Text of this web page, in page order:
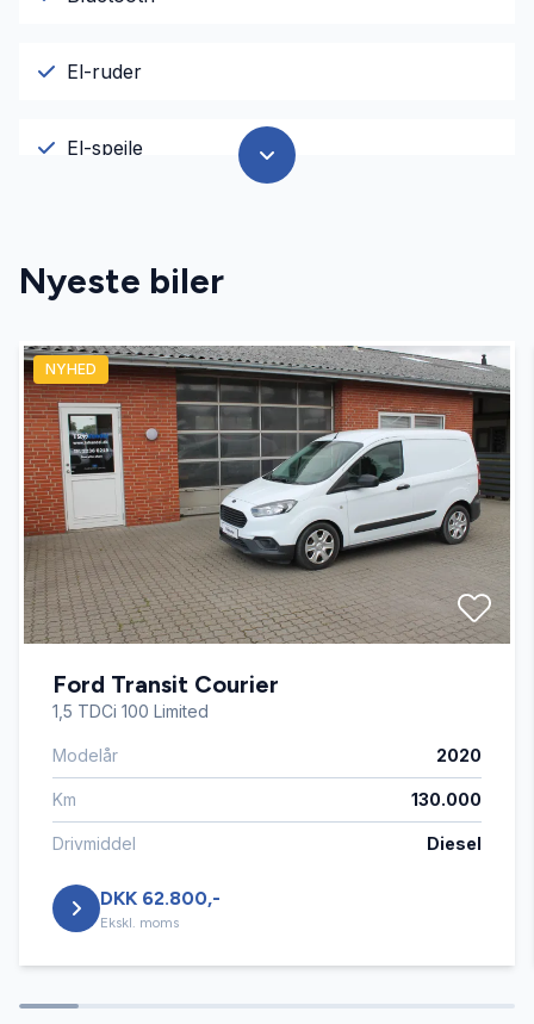
El-ruder
El-spejle
Infocenter
Kørecomputer
USB tilslutning
Nyeste biler
NYHED
Ford Transit Courier
1,5 TDCi 100 Limited
Modelår 2020
Km 130.000
Drivmiddel Diesel
DKK 62.800,-
Ekskl. moms